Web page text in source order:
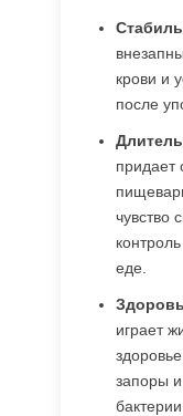
крови и
после
чувство
еде.
играет
запоры